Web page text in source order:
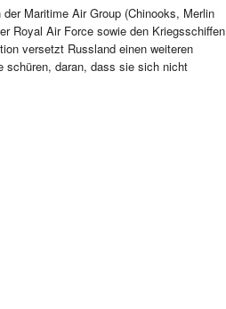
Maritime Air Group (Chinooks, Merlin
Royal Air Force sowie den Kriegsschiffen
versetzt Russland einen weiteren
schüren, daran, dass sie sich nicht